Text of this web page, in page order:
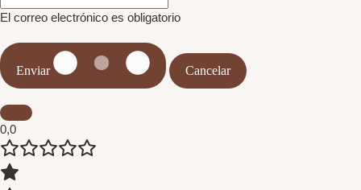
El correo electrónico es obligatorio
Enviar Cancelar
0,0